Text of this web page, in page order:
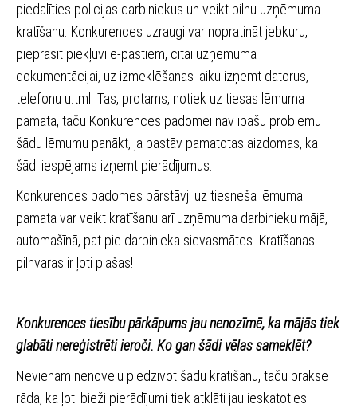
piedalīties policijas darbiniekus un veikt pilnu uzņēmuma
kratīšanu. Konkurences uzraugi var nopratināt jebkuru,
pieprasīt piekļuvi e-pastiem, citai uzņēmuma
dokumentācijai, uz izmeklēšanas laiku izņemt datorus,
telefonu u.tml. Tas, protams, notiek uz tiesas lēmuma
pamata, taču Konkurences padomei nav īpašu problēmu
šādu lēmumu panākt, ja pastāv pamatotas aizdomas, ka
šādi iespējams izņemt pierādījumus.
Konkurences padomes pārstāvji uz tiesneša lēmuma
pamata var veikt kratīšanu arī uzņēmuma darbinieku mājā,
automašīnā, pat pie darbinieka sievasmātes. Kratīšanas
pilnvaras ir ļoti plašas!
Konkurences tiesību pārkāpums jau nenozīmē, ka mājās tiek
glabāti nereģistrēti ieroči. Ko gan šādi vēlas sameklēt?
Nevienam nenovēlu piedzīvot šādu kratīšanu, taču prakse
rāda, ka ļoti bieži pierādījumi tiek atklāti jau ieskatoties